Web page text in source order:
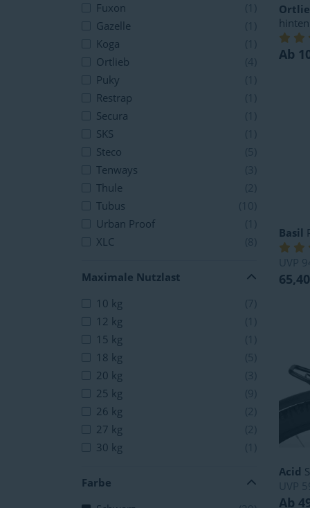
Fuxon
(1)
Gazelle
(1)
Koga
(1)
Ortlieb
(4)
Puky
(1)
Restrap
(1)
Secura
(1)
SKS
(1)
Steco
(5)
Tenways
(3)
Thule
(2)
Tubus
(10)
Urban Proof
(1)
XLC
(8)
Maximale Nutzlast
10 kg
(7)
12 kg
(1)
15 kg
(1)
18 kg
(5)
20 kg
(3)
25 kg
(9)
26 kg
(2)
27 kg
(2)
30 kg
(1)
Farbe
hinten
Ab
Basil
UVP
65,40
Acid
UVP
Ab